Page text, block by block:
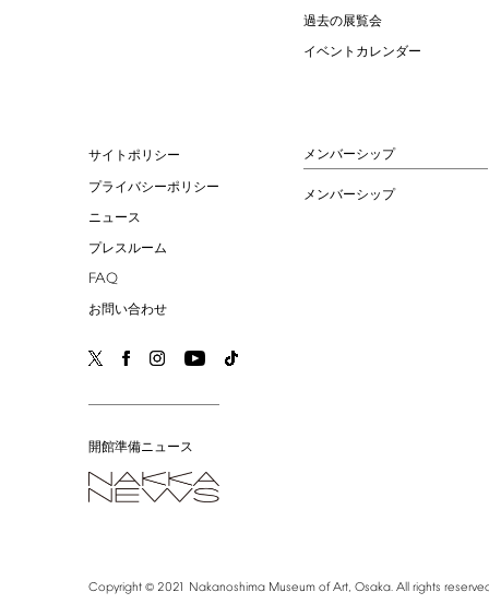
過去の展覧会
イベントカレンダー
サイトポリシー
プライバシーポリシー
ニュース
プレスルーム
FAQ
お問い合わせ
開館準備ニュース
メンバーシップ
メンバーシップ
Copyright© 2021 Nakanoshima Museum of Art, Osaka. All rights